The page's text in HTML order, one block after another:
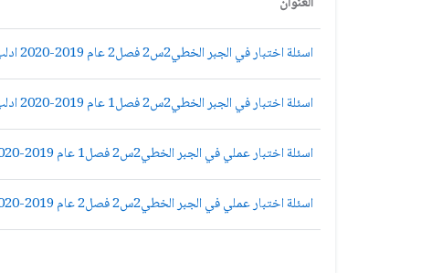
اسئلة اختبار في الجبر الخطي2س2 فصل2 عام 2019-2020 ادلب رياضيات
اسئلة اختبار في الجبر الخطي2س2 فصل1 عام 2019-2020 ادلب رياضيات
اسئلة اختبار عملي في الجبر الخطي2س2 فصل1 عام 2019-2020 ادلب رياضيات
اسئلة اختبار عملي في الجبر الخطي2س2 فصل2 عام 2019-2020 ادلب رياضيات